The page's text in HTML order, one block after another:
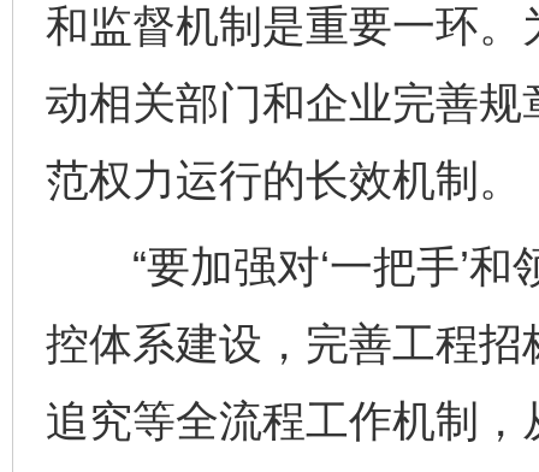
和监督机制是重要一环
动相关部门和企业完善
范权力运行的长效机制。
“要加强对‘一把手’和
控体系建设，完善工程
追究等全流程工作机制